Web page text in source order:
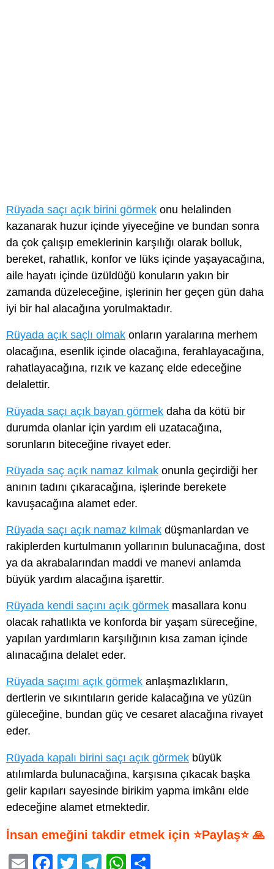
Rüyada saçı açık birini görmek onu helalinden
kazanarak huzur içinde yiyeceğine ve bundan sonra
da çok çalışıp emeklerinin karşılığı olarak bolluk,
bereket, rahatlık, konfor ve lüks içinde yaşayacağına,
aile hayatı içinde üzüldüğü konuların yakın bir
zamanda düzeleceğine, işlerinin her geçen gün daha
iyi bir hal alacağına yorulmaktadır.
Rüyada açık saçlı olmak onların yaralarına merhem
olacağına, esenlik içinde olacağına, ferahlayacağına,
rahatlayacağına, rızık ve kazanç elde edeceğine
delalettir.
Rüyada saçı açık bayan görmek daha da kötü bir
durumda olanlar için yardım eli uzatacağına,
sorunların biteceğine rivayet eder.
Rüyada saç açık namaz kılmak onunla geçirdiği her
anının tadını çıkaracağına, işlerinde berekete
kavuşacağına alamet eder.
Rüyada saçı açık namaz kılmak düşmanlardan ve
rakiplerden kurtulmanın yollarının bulunacağına, dost
ya da akrabalarından maddi ve manevi anlamda
büyük yardım alacağına işarettir.
Rüyada kendi saçını açık görmek masallara konu
olacak rahatlıkta ve konforda bir yaşam süreceğine,
yapılan yardımların karşılığının kısa zaman içinde
alınacağına delalet eder.
Rüyada saçımı açık görmek anlaşmazlıkların,
dertlerin ve sıkıntıların geride kalacağına ve yüzün
güleceğine, bundan güç ve cesaret alacağına rivayet
eder.
Rüyada kapalı birini saçı açık görmek büyük
atılımlarda bulunacağına, karşısına çıkacak başka
gelir kapıları sayesinde birikim yapma imkânı elde
edeceğine alamet etmektedir.
İnsan emeğini takdir etmek için ⭐Paylaş⭐ 🙏
E
F
T
T
W